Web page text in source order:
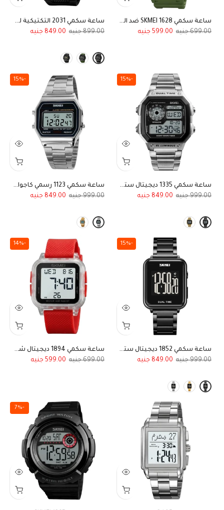
ساعة سكمي SKMEI 1628 ضد الماء رياضية ريترو ديجيتال أخضر متعددة الوظائف
699.00
599.00
ساعة سكمي 2031 التكتيكية للرجال بشاشة مزدوجة (أنالوج وديجيتال)
899.00
849.00
-15%
ساعة سكمي 1335 ديجيتال ستيل كلاسيكية الأصلية
999.00
849.00
-15%
ساعة سكمي 1123 رسمي كاجوال ستيل ضد الماء
999.00
849.00
-15%
ساعة سكمي 1852 ديجيتال ستيل ريترو مقاومة للماء
999.00
849.00
-14%
ساعة سكمي 1894 ديجيتال شبابية إطار شفاف وأستيك أحمر
699.00
599.00
-7%